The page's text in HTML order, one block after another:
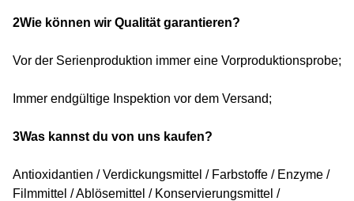
2Wie können wir Qualität garantieren?
Vor der Serienproduktion immer eine Vorproduktionsprobe;
Immer endgültige Inspektion vor dem Versand;
3Was kannst du von uns kaufen?
Antioxidantien / Verdickungsmittel / Farbstoffe / Enzyme /
Filmmittel / Ablösemittel / Konservierungsmittel /